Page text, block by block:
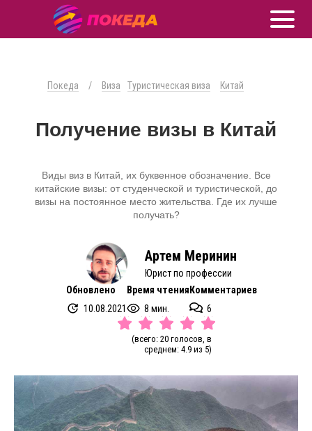
Покеда / Виза Туристическая виза Китай
Получение визы в Китай
Виды виз в Китай, их буквенное обозначение. Все
китайские визы: от студенческой и туристической, до
визы на постоянное место жительства. Где их лучше
получать?
Артем Меринин
Юрист по профессии
Обновлено
10.08.2021
Время чтения
8 мин.
Комментариев
6
(всего: 20 голосов, в
среднем: 4.9 из 5)